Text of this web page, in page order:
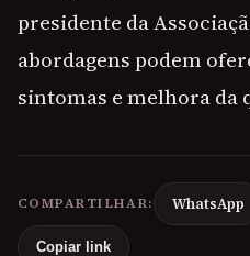
presidente da
abordagens podem
sintomas e melhora da
COMPARTILHAR: WhatsApp
Copiar link